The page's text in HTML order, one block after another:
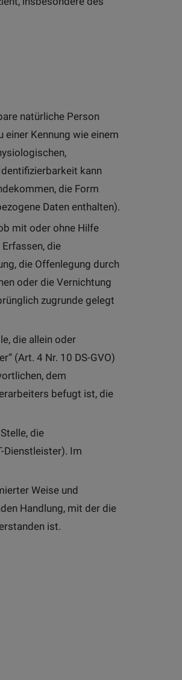
natürliche Person
Kennung wie einem
kann
die Form
Daten enthalten).
mit oder ohne Hilfe
die
die Offenlegung durch
oder die Vernichtung
zugrunde gelegt
die allein oder
(Art. 4 Nr. 10 DS-GVO)
dem
befugt ist, die
die
Dienstleister). Im
Weise und
Handlung, mit der die
ist.